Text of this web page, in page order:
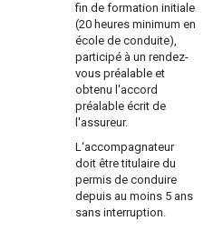
fin de formation initiale
(20 heures minimum en
école de conduite),
participé à un rendez-
vous préalable et
obtenu l'accord
préalable écrit de
l'assureur.
L‘accompagnateur
doit être titulaire du
permis de conduire
depuis au moins 5 ans
sans interruption.